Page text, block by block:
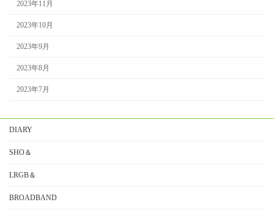
2023年11月
2023年10月
2023年9月
2023年8月
2023年7月
DIARY
SHO＆
LRGB＆
BROADBAND